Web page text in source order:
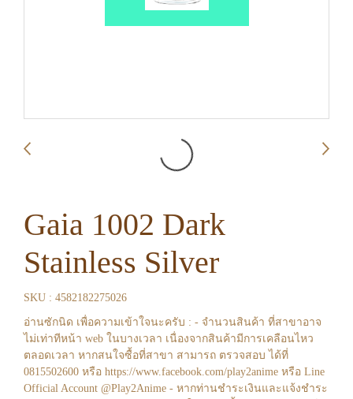
Gaia 1002 Dark
Stainless Silver
SKU : 4582182275026
อ่านซักนิด เพื่อความเข้าใจนะครับ : - จำนวนสินค้า ที่สาขาอาจ
ไม่เท่าทีหน้า web ในบางเวลา เนื่องจากสินค้ามีการเคลือนไหว
ตลอดเวลา หากสนใจซื้อที่สาขา สามารถ ตรวจสอบ ได้ที่
0815502600 หรือ https://www.facebook.com/play2anime หรือ Line
Official Account @Play2Anime - หากท่านชำระเงินและแจ้งชำระ